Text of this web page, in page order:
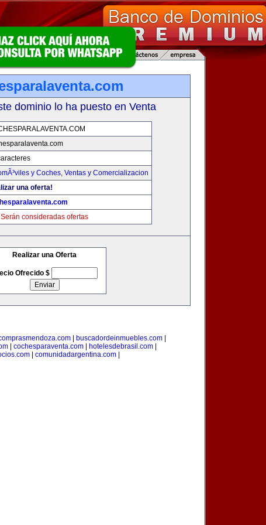
dominio lo ha puesto en Venta
y Coches, Ventas y Comercializacion
una oferta!
Serán consideradas ofertas
Realizar una Oferta
Ofrecido $
| buscadordeinmuebles.com|
cochesparaventa.com hotelesdebrasil.com
| comunidadargentina.com|